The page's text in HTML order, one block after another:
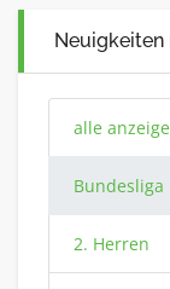
Neuigkeiten
alle
Bundesliga
2. Herren